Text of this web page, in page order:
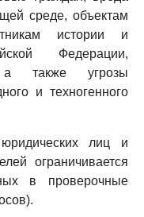
среде, объектам
истории и
Федерации,
а также угрозы
и техногенного
лиц и
ограничивается
в проверочные